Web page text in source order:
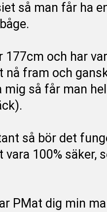
så man får ha
177cm och har
nå fram och
mig så får man
så bör det
vara 100% säker,
PMat dig min